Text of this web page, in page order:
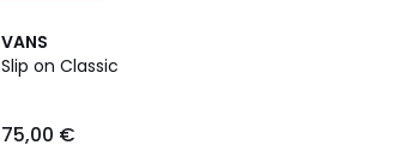
VANS
Slip on Classic
75,00 €
4,5
/ 5